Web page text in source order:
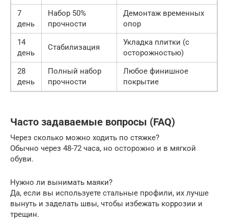
7
день
Набор 50%
прочности
Демонтаж временных
опор
14
день
Стабилизация
Укладка плитки (с
осторожностью)
28
день
Полный набор
прочности
Любое финишное
покрытие
Часто задаваемые вопросы (FAQ)
Через сколько можно ходить по стяжке?
Обычно через 48-72 часа, но осторожно и в мягкой
обуви.
Нужно ли вынимать маяки?
Да, если вы используете стальные профили, их лучше
вынуть и заделать швы, чтобы избежать коррозии и
трещин.